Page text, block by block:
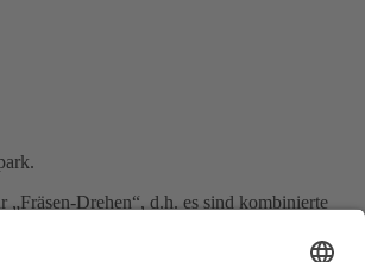
Drehen“, d.h. es sind kombinierte